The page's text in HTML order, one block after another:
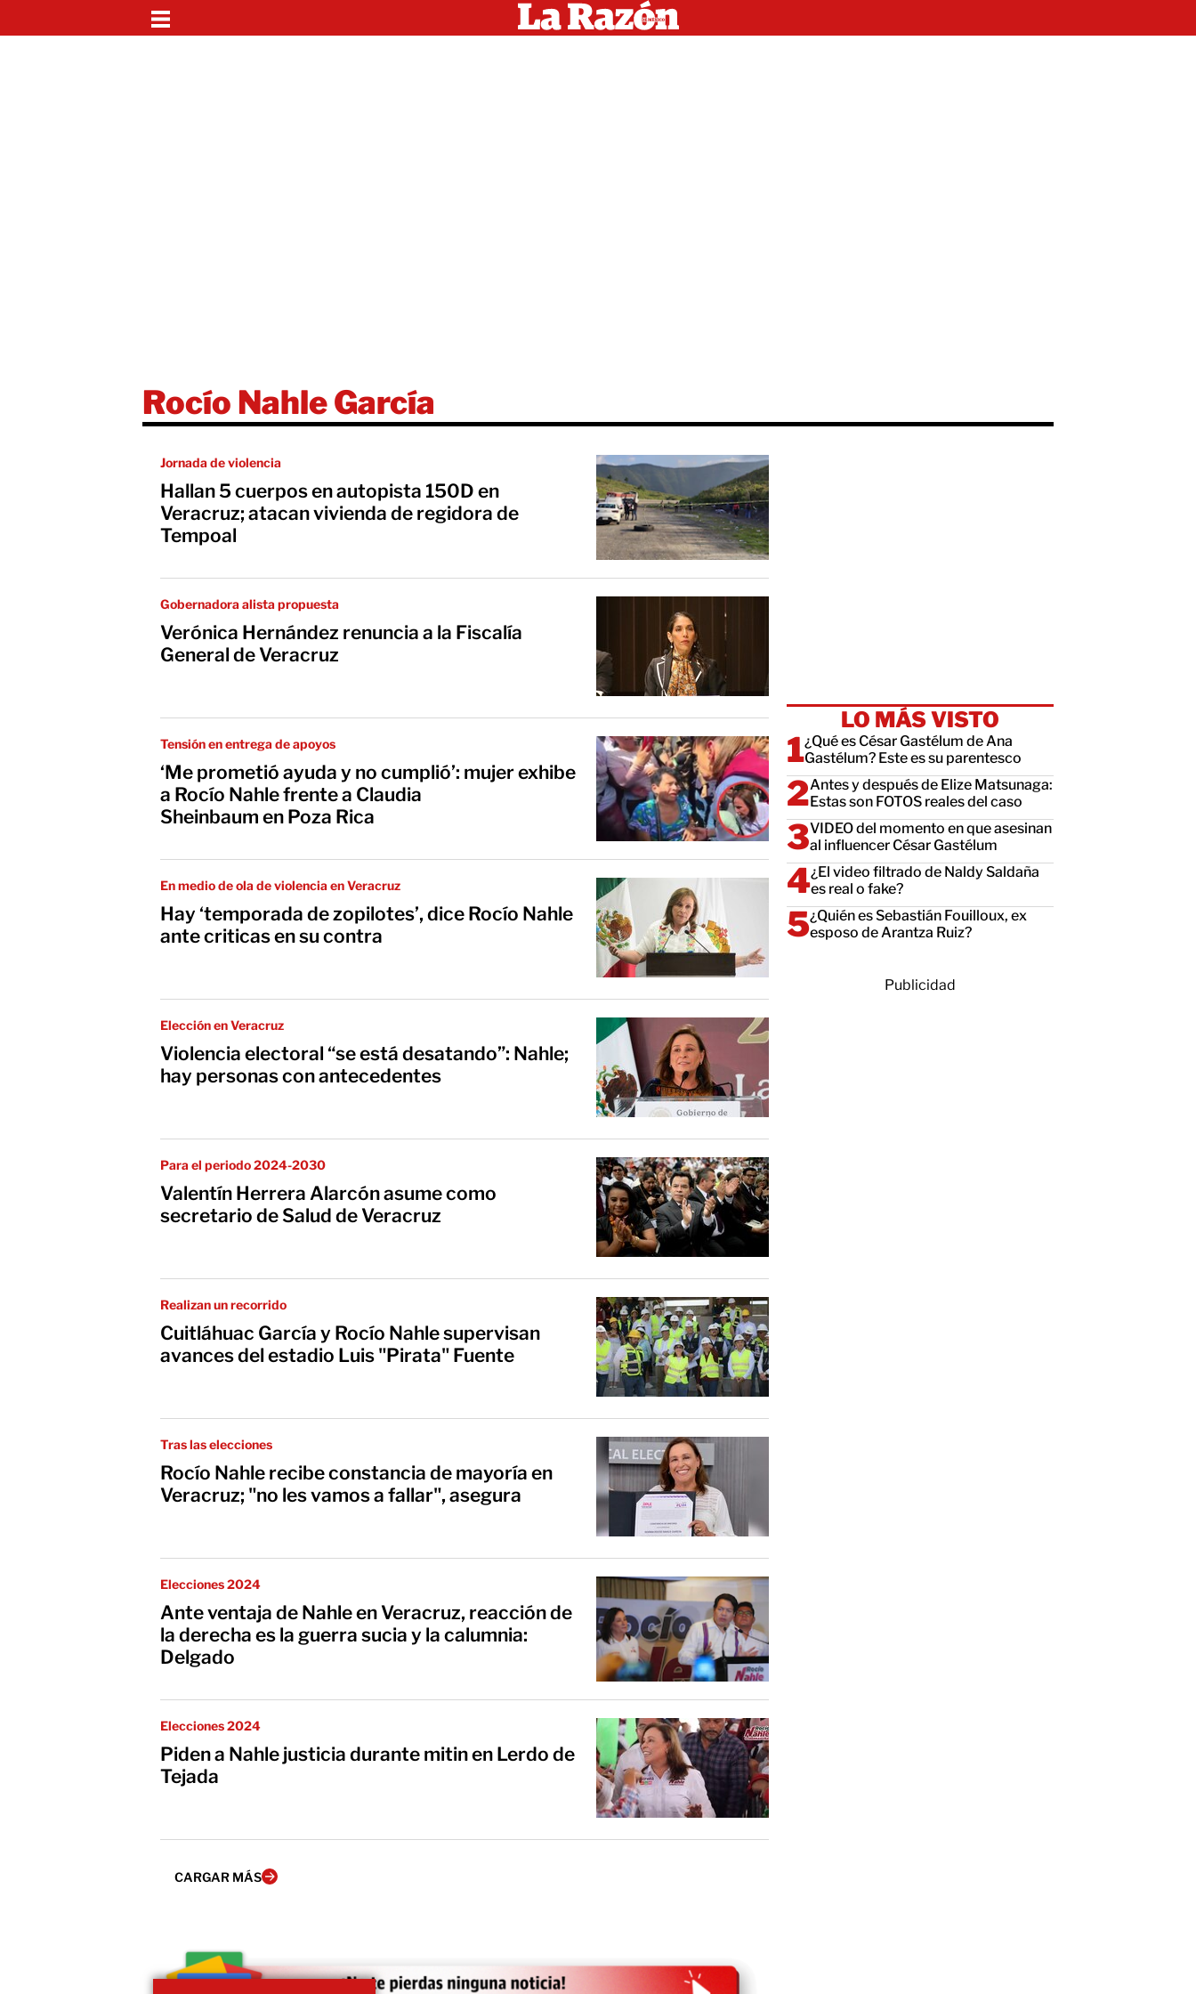
Rocío Nahle García
Jornada de violencia
Hallan 5 cuerpos en autopista 150D en
Veracruz; atacan vivienda de regidora de
Tempoal
Gobernadora alista propuesta
Verónica Hernández renuncia a la Fiscalía
General de Veracruz
Tensión en entrega de apoyos
‘Me prometió ayuda y no cumplió’: mujer exhibe
a Rocío Nahle frente a Claudia
Sheinbaum en Poza Rica
En medio de ola de violencia en Veracruz
Hay ‘temporada de zopilotes’, dice Rocío Nahle
ante criticas en su contra
Elección en Veracruz
Violencia electoral “se está desatando”: Nahle;
hay personas con antecedentes
Para el periodo 2024-2030
Valentín Herrera Alarcón asume como
secretario de Salud de Veracruz
Realizan un recorrido
Cuitláhuac García y Rocío Nahle supervisan
avances del estadio Luis "Pirata" Fuente
Tras las elecciones
Rocío Nahle recibe constancia de mayoría en
Veracruz; "no les vamos a fallar", asegura
Elecciones 2024
Ante ventaja de Nahle en Veracruz, reacción de
la derecha es la guerra sucia y la calumnia:
Delgado
Elecciones 2024
Piden a Nahle justicia durante mitin en Lerdo de
Tejada
CARGAR MÁS
LO MÁS VISTO
¿Qué es César Gastélum de Ana
Gastélum? Este es su parentesco
Antes y después de Elize Matsunaga:
Estas son FOTOS reales del caso
VIDEO del momento en que asesinan
al influencer César Gastélum
¿El video filtrado de Naldy Saldaña
es real o fake?
¿Quién es Sebastián Fouilloux, ex
esposo de Arantza Ruiz?
Publicidad